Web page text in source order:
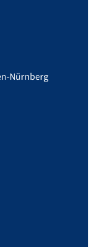
Nürnberg